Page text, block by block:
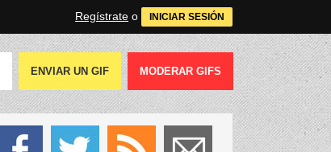
Regístrate o INICIAR SESIÓN
ENVIAR UN GIF MODERAR GIFS